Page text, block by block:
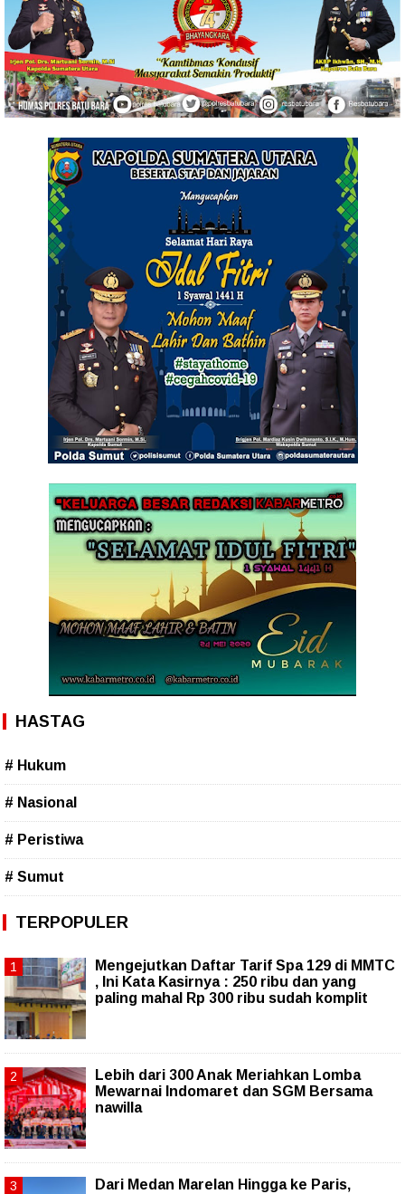
HASTAG
# Hukum
# Nasional
# Peristiwa
# Sumut
TERPOPULER
Mengejutkan Daftar Tarif Spa 129 di MMTC
, Ini Kata Kasirnya : 250 ribu dan yang
paling mahal Rp 300 ribu sudah komplit
Lebih dari 300 Anak Meriahkan Lomba
Mewarnai Indomaret dan SGM Bersama
nawilla
‎Dari Medan Marelan Hingga ke Paris,